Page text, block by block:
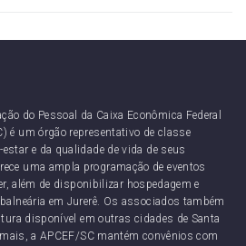
do Pessoal da Caixa Econômica Federal
é um órgão representativo de classe
e da qualidade de vida de seus
uma ampla programação de eventos
além de disponibilizar hospedagem e
em Jurerê. Os associados também
disponível em outras cidades de Santa
a APCEF/SC mantém convênios com